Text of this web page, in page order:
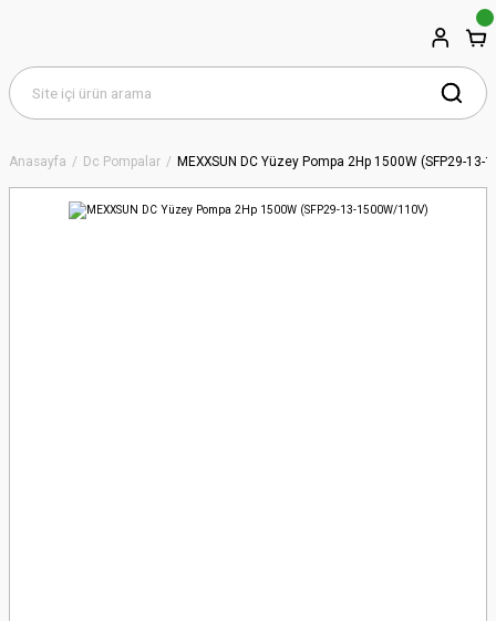
Anasayfa Dc Pompalar MEXXSUN DC Yüzey Pompa 2Hp 1500W (SFP29-13-